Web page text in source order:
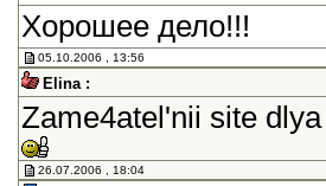
Хорошее дело!!!
05.10.2006 , 13:56
Elina :
Zame4atel'nii site
26.07.2006 , 18:04